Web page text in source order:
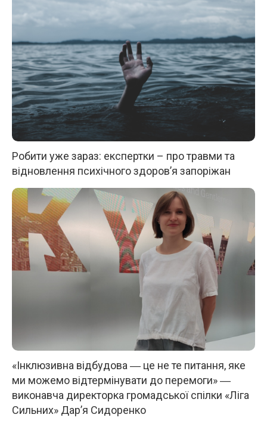
Робити уже зараз: експертки – про травми та
відновлення психічного здоров’я запоріжан
«Інклюзивна відбудова ― це не те питання, яке
ми можемо відтермінувати до перемоги» ―
виконавча директорка громадської спілки «Ліга
Сильних» Дар’я Сидоренко